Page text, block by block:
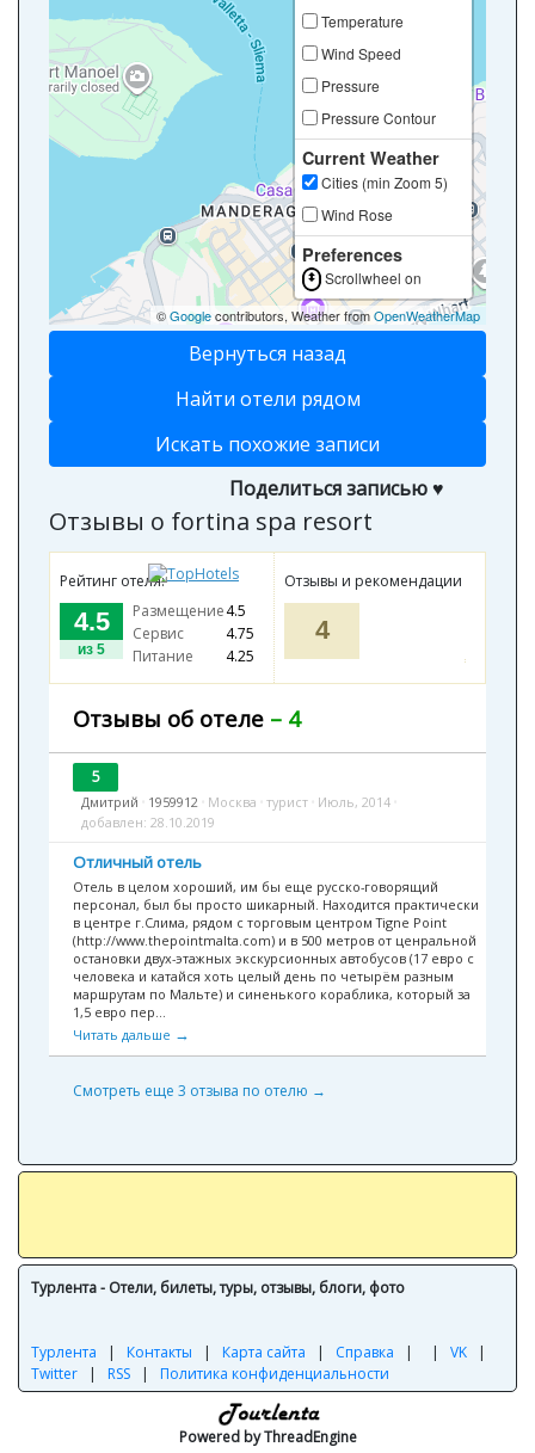
Temperature
Wind Speed
Pressure
Pressure Contour
Current Weather
Cities (min Zoom 5)
Wind Rose
Preferences
Scrollwheel on
©Googlecontributors, Weather fromOpenWeatherMap
Вернуться назад
Найти отели рядом
Искать похожие записи
Поделиться записью ♥
Отзывы о fortina spa resort
Рейтинг отеля:
4.5
из 5
Размещение4.5
Сервис
4.75
Питание
4.25
Отзывы и рекомендации
4
Плохих
воздержались
0%
Отзывы об отеле – 4
5
Дмитрий 1959912 Москва турист Июль, 2014
добавлен: 28.10.2019
Отличный отель
Отель в целом хороший, им бы еще русско-говорящий
персонал, был бы просто шикарный. Находится практически
в центре г.Слима, рядом с торговым центром Tigne Point
(http://www.thepointmalta.com) и в 500 метров от ценральной
остановки двух-этажных экскурсионных автобусов (17 евро с
человека и катайся хоть целый день по четырём разным
маршрутам по Мальте) и синенького кораблика, который за
1,5 евро пер...
Читать дальше →
Смотреть еще 3 отзыва по отелю →
Турлента - Отели, билеты, туры, отзывы, блоги, фото
Турлента | Контакты | Карта сайта | Справка | | VK |
Twitter | RSS | Политика конфиденциальности
Powered by ThreadEngine